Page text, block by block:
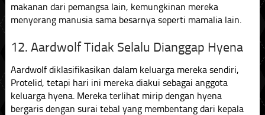
makanan dari pemangsa lain, kemungkinan mereka
menyerang manusia sama besarnya seperti mamalia lain.
12. Aardwolf Tidak Selalu Dianggap Hyena
Aardwolf diklasifikasikan dalam keluarga mereka sendiri,
Protelid, tetapi hari ini mereka diakui sebagai anggota
keluarga hyena. Mereka terlihat mirip dengan hyena
bergaris dengan surai tebal yang membentang dari kepala